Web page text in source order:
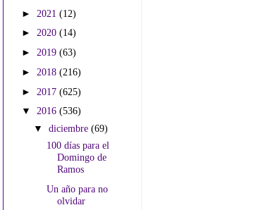
► 2021 (12)
► 2020 (14)
► 2019 (63)
► 2018 (216)
► 2017 (625)
▼ 2016 (536)
▼diciembre(69)
100 días para el
Domingo de
Ramos
Un año para no
olvidar